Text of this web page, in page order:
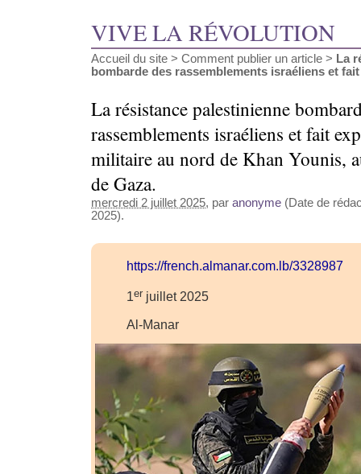
VIVE LA RÉVOLUTION
Accueil du site > Comment publier un article > La
bombarde des rassemblements israéliens et fait
La résistance palestinienne
rassemblements israéliens et fait
militaire au nord de Khan Younis,
de Gaza.
mercredi 2 juillet 2025, par anonyme (Date de
2025).
https://french.almanar.com.lb/3328987
1er juillet 2025
Al-Manar